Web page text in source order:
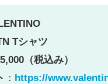
Tシャツ
（税込み）
： https://